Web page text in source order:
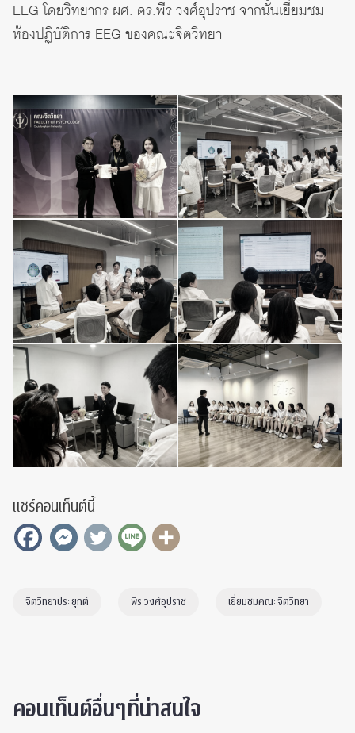
EEG โดยวิทยากร ผศ. ดร.พีร วงศ์อุปราช จากนั้นเยี่ยมชม
ห้องปฏิบัติการ EEG ของคณะจิตวิทยา
แชร์คอนเท็นต์นี้
จิตวิทยาประยุกต์ พีร วงศ์อุปราช เยี่ยมชมคณะจิตวิทยา
คอนเท็นต์อื่นๆที่น่าสนใจ